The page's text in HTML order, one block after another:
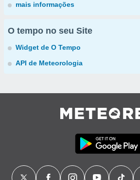
mais informações
O tempo no seu Site
Widget de O Tempo
API de Meteorologia